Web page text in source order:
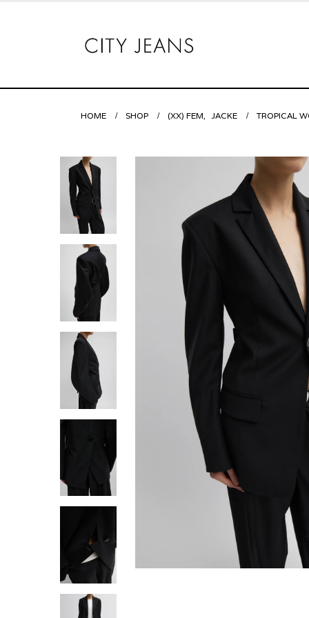
HOME SHOP (XX) FEM, JACKE TROPICAL